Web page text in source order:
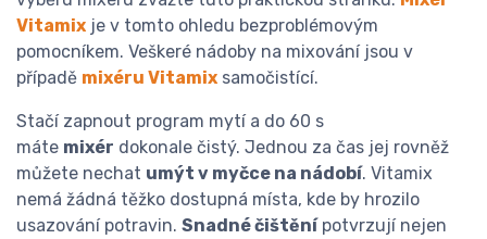
Vitamix je v tomto ohledu bezproblémovým
pomocníkem. Veškeré nádoby na mixování jsou v
případě mixéru Vitamix samočistící.
Stačí zapnout program mytí a do 60 s
máte mixér dokonale čistý. Jednou za čas jej rovněž
můžete nechat umýt v myčce na nádobí. Vitamix
nemá žádná těžko dostupná místa, kde by hrozilo
usazování potravin. Snadné čištěnípotvrzují nejen